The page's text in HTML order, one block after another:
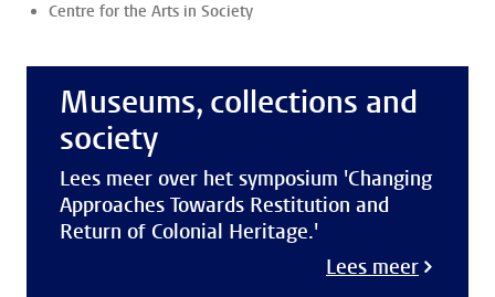
Centre for the Arts in Society
Museums, collections and
society
Lees meer over het symposium 'Changing
Approaches Towards Restitution and
Return of Colonial Heritage.'
Lees meer